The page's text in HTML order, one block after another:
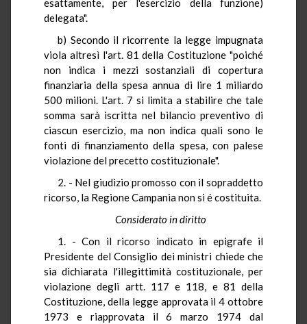
esattamente, per l'esercizio della funzione)
delegata".
b) Secondo il ricorrente la legge impugnata
viola altresì l'art. 81 della Costituzione "poiché
non indica i mezzi sostanziali di copertura
finanziaria della spesa annua di lire 1 miliardo
500 milioni. L'art. 7 si limita a stabilire che tale
somma sarà iscritta nel bilancio preventivo di
ciascun esercizio, ma non indica quali sono le
fonti di finanziamento della spesa, con palese
violazione del precetto costituzionale".
2. - Nel giudizio promosso con il sopraddetto
ricorso, la Regione Campania non si é costituita.
Considerato in diritto
1. - Con il ricorso indicato in epigrafe il
Presidente del Consiglio dei ministri chiede che
sia dichiarata l'illegittimità costituzionale, per
violazione degli artt. 117 e 118, e 81 della
Costituzione, della legge approvata il 4 ottobre
1973 e riapprovata il 6 marzo 1974 dal